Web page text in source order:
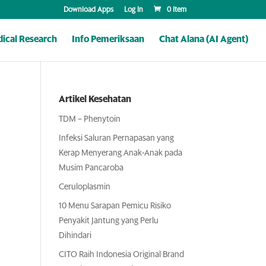
Download Apps Log In 0 Item
Research Info Pemeriksaan Chat Alana (AI Agent)
Artikel Kesehatan
TDM – Phenytoin
Infeksi Saluran Pernapasan yang
Kerap Menyerang Anak-Anak pada
Musim Pancaroba
Ceruloplasmin
10 Menu Sarapan Pemicu Risiko
Penyakit Jantung yang Perlu
Dihindari
CITO Raih Indonesia Original Brand